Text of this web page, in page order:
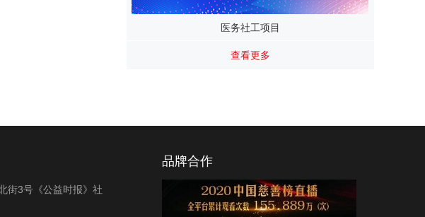
医务社工项目
查看更多
街3号《公益时报》社
品牌合作